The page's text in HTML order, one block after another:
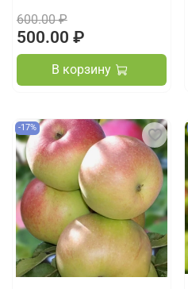
600.00 ₽
500.00 ₽
В корзину
-17%